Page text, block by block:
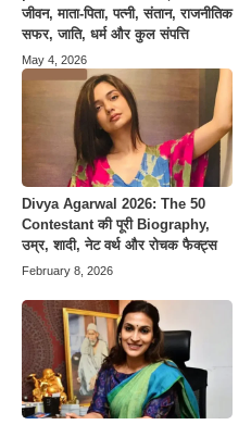
जीवन, माता-पिता, पत्नी, संतान, राजनीतिक
सफर, जाति, धर्म और कुल संपत्ति
May 4, 2026
Divya Agarwal 2026: The 50
Contestant की पूरी Biography,
उम्र, शादी, नेट वर्थ और रोचक फैक्ट्स
February 8, 2026